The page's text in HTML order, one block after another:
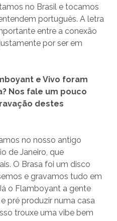
no Brasil e tocamos
português. A letra
entre a conexão
por ser em
e Vivo foram
Nos fale um pouco
destes
no nosso antigo
de Janeiro, que
O Brasa foi um disco
e gravamos tudo em
o Flamboyant a gente
pré produzir numa casa
trouxe uma vibe bem